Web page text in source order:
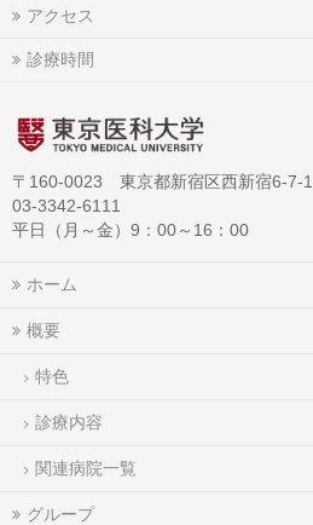
アクセス
診療時間
〒160-0023 東京都新宿区西新宿6-7-1
03-3342-6111
平日（月～金）9：00～16：00
ホーム
概要
特色
診療内容
関連病院一覧
グループ